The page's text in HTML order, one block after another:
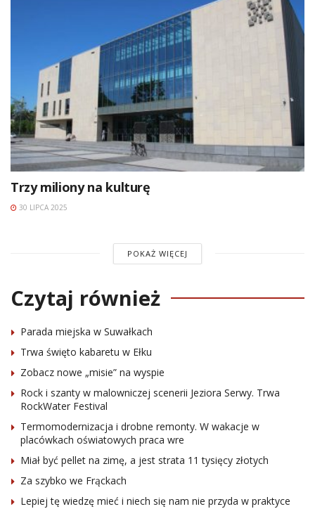
Trzy miliony na kulturę
30 LIPCA 2025
POKAŻ WIĘCEJ
Czytaj również
Parada miejska w Suwałkach
Trwa święto kabaretu w Ełku
Zobacz nowe „misie” na wyspie
Rock i szanty w malowniczej scenerii Jeziora Serwy. Trwa
RockWater Festival
Termomodernizacja i drobne remonty. W wakacje w
placówkach oświatowych praca wre
Miał być pellet na zimę, a jest strata 11 tysięcy złotych
Za szybko we Frąckach
Lepiej tę wiedzę mieć i niech się nam nie przyda w praktyce